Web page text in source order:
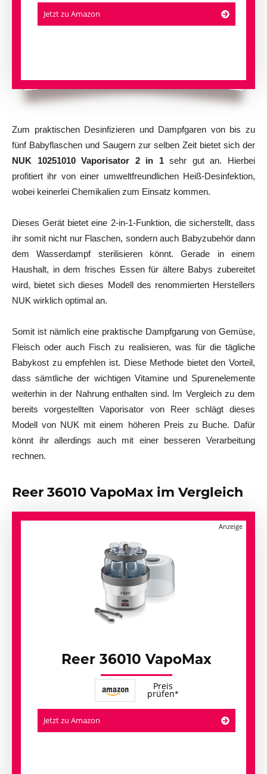
Jetzt zu Amazon
Zum praktischen Desinfizieren und Dampfgaren von bis zu
fünf Babyflaschen und Saugern zur selben Zeit bietet sich der
NUK 10251010 Vaporisator 2 in 1sehr gut an. Hierbei
profitiert ihr von einer umweltfreundlichen Heiß-Desinfektion,
wobei keinerlei Chemikalien zum Einsatz kommen.
Dieses Gerät bietet eine 2-in-1-Funktion, die sicherstellt, dass
ihr somit nicht nur Flaschen, sondern auch Babyzubehör dann
dem Wasserdampf sterilisieren könnt. Gerade in einem
Haushalt, in dem frisches Essen für ältere Babys zubereitet
wird, bietet sich dieses Modell des renommierten Herstellers
NUK wirklich optimal an.
Somit ist nämlich eine praktische Dampfgarung von Gemüse,
Fleisch oder auch Fisch zu realisieren, was für die tägliche
Babykost zu empfehlen ist. Diese Methode bietet den Vorteil,
dass sämtliche der wichtigen Vitamine und Spurenelemente
weiterhin in der Nahrung enthalten sind. Im Vergleich zu dem
bereits vorgestellten Vaporisator von Reer schlägt dieses
Modell von NUK mit einem höheren Preis zu Buche. Dafür
könnt ihr allerdings auch mit einer besseren Verarbeitung
rechnen.
Reer 36010 VapoMax im Vergleich
Reer 36010 VapoMax
Preis
prüfen
Jetzt zu Amazon